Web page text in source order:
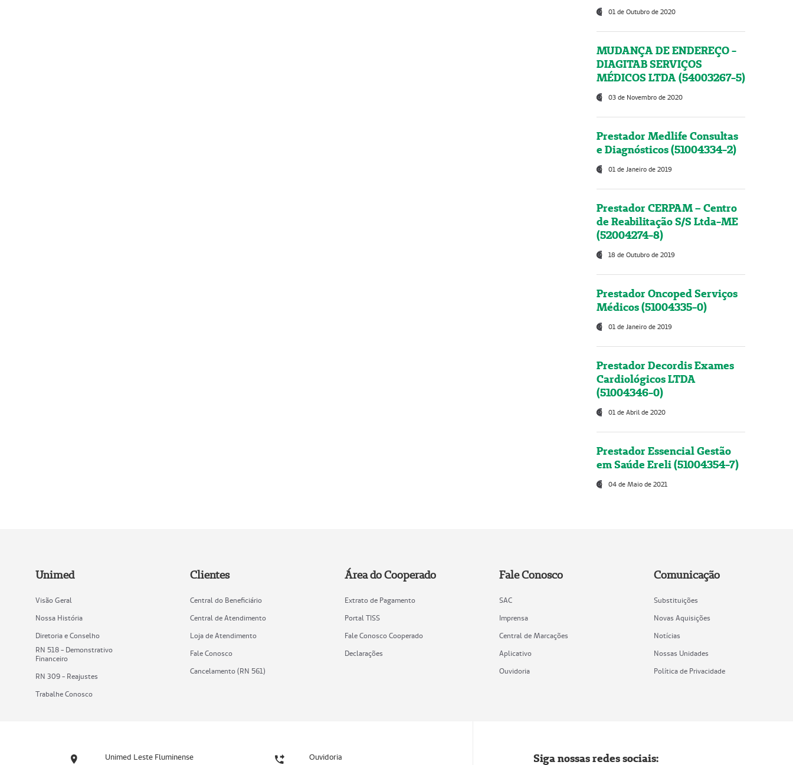
01 de Outubro de 2020
MUDANÇA DE ENDEREÇO -
DIAGITAB SERVIÇOS
MÉDICOS LTDA (54003267-5)
03 de Novembro de 2020
Prestador Medlife Consultas
e Diagnósticos (51004334-2)
01 de Janeiro de 2019
Prestador CERPAM – Centro
de Reabilitação S/S Ltda-ME
(52004274-8)
18 de Outubro de 2019
Prestador Oncoped Serviços
Médicos (51004335-0)
01 de Janeiro de 2019
Prestador Decordis Exames
Cardiológicos LTDA
(51004346-0)
01 de Abril de 2020
Prestador Essencial Gestão
em Saúde Ereli (51004354-7)
04 de Maio de 2021
Unimed
Visão Geral
Nossa História
Diretoria e Conselho
RN 518 - Demonstrativo
Financeiro
RN 309 - Reajustes
Trabalhe Conosco
Clientes
Central do Beneficiário
Central de Atendimento
Loja de Atendimento
Fale Conosco
Cancelamento (RN 561)
Área do Cooperado
Extrato de Pagamento
Portal TISS
Fale Conosco Cooperado
Declarações
Fale Conosco
SAC
Imprensa
Central de Marcações
Aplicativo
Ouvidoria
Comunicação
Substituições
Novas Aquisições
Notícias
Nossas Unidades
Política de Privacidade
Unimed Leste Fluminense Ouvidoria Siga nossas redes sociais: